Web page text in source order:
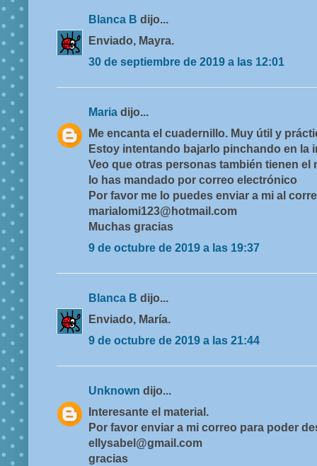
Blanca B dijo...
Enviado, Mayra.
30 de septiembre de 2019 a las 12:01
Maria dijo...
Me encanta el cuadernillo. Muy útil y
Estoy intentando bajarlo pinchando en la
Veo que otras personas también tienen el
lo has mandado por correo electrónico
Por favor me lo puedes enviar a mi al
marialomi123@hotmail.com
Muchas gracias
9 de octubre de 2019 a las 19:37
Blanca B dijo...
Enviado, María.
9 de octubre de 2019 a las 21:44
Unknown dijo...
Interesante el material.
Por favor enviar a mi correo para poder
ellysabel@gmail.com
gracias